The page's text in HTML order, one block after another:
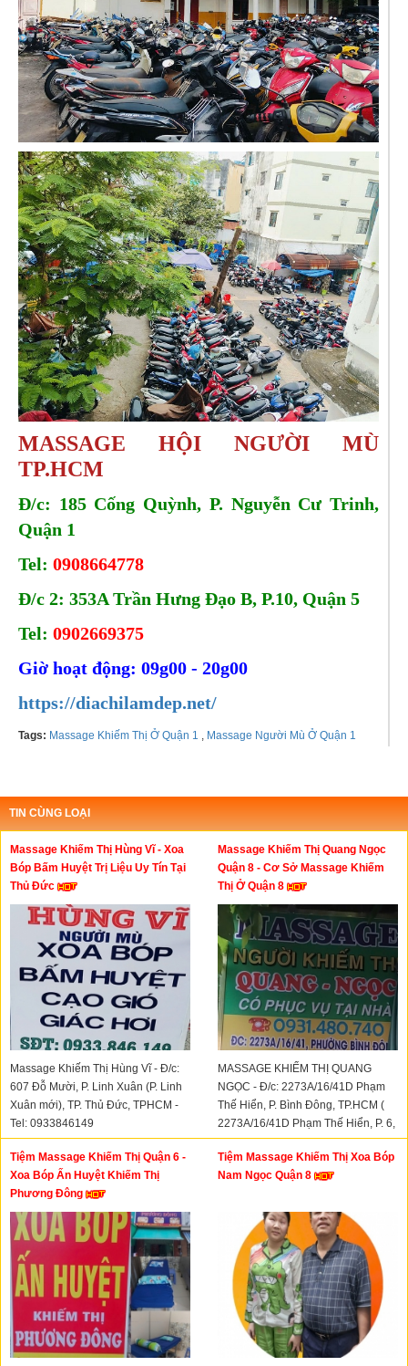
MASSAGE HỘI NGƯỜI MÙ
TP.HCM
Đ/c: 185 Cống Quỳnh, P. Nguyễn Cư Trinh,
Quận 1
Tel: 0908664778
Đ/c 2: 353A Trần Hưng Đạo B, P.10, Quận 5
Tel: 0902669375
Giờ hoạt động: 09g00 - 20g00
https://diachilamdep.net/
Tags: Massage Khiếm Thị Ở Quận 1 , Massage Người Mù Ở Quận 1
TIN CÙNG LOẠI
Massage Khiếm Thị Hùng Vĩ - Xoa
Bóp Bấm Huyệt Trị Liệu Uy Tín Tại
Thủ Đức
Massage Khiếm Thị Hùng Vĩ - Đ/c:
607 Đỗ Mười, P. Linh Xuân (P. Linh
Xuân mới), TP. Thủ Đức, TPHCM -
Tel: 0933846149
Massage Khiếm Thị Quang Ngọc
Quận 8 - Cơ Sở Massage Khiếm
Thị Ở Quận 8
MASSAGE KHIẾM THỊ QUANG
NGỌC - Đ/c: 2273A/16/41D Phạm
Thế Hiển, P. Bình Đông, TP.HCM (
2273A/16/41D Phạm Thế Hiển, P. 6,
Quận 8 CŨ) - Hotline: 0931480740
Tiệm Massage Khiếm Thị Quận 6 -
Xoa Bóp Ấn Huyệt Khiếm Thị
Phương Đông
Tiệm Massage Khiếm Thị Xoa Bóp
Nam Ngọc Quận 8